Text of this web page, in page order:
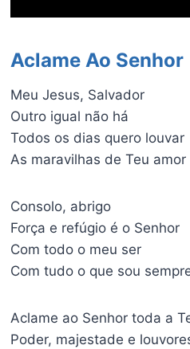
Aclame Ao Senhor
Meu Jesus, Salvador
Outro igual não há
Todos os dias quero louvar
As maravilhas de Teu amor
Consolo, abrigo
Força e refúgio é o Senhor
Com todo o meu ser
Com tudo o que sou
Aclame ao Senhor toda a
Poder, majestade e